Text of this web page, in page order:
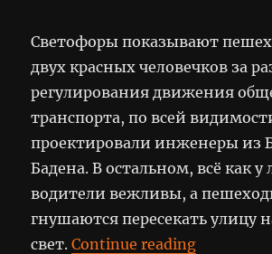
Светофоры показывают
двух красных человечков за
регулирования движения
транспорта, по всей
проектировали инженеры из
Бадена. В остальном, всё как
водители вежливы, а
гнушаются пересекать улицу
свет.Continue reading